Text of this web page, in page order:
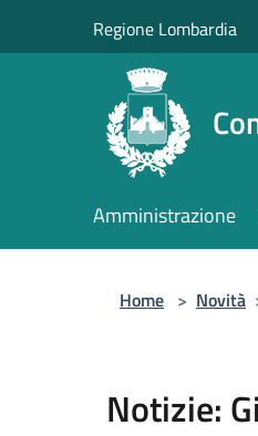
Regione Lombardia
Amministrazione
Home > Novità
Notizie: